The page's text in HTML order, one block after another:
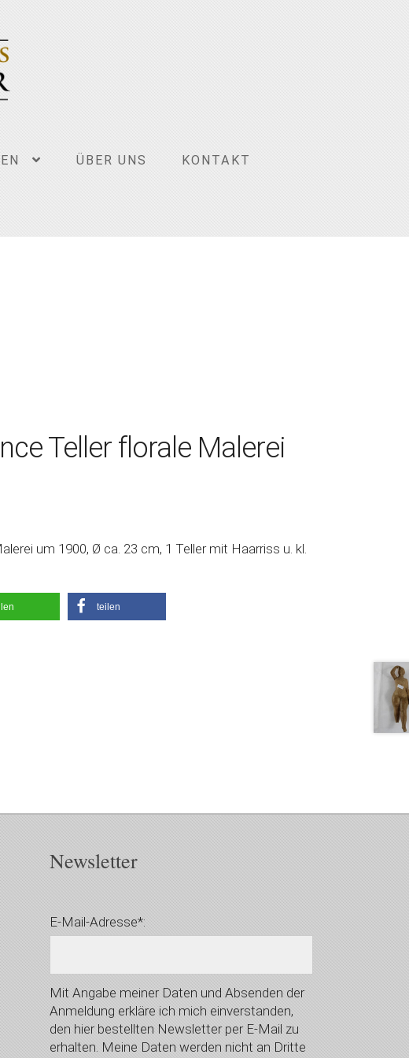
ÜBER UNS KONTAKT
Teller florale Malerei
um 1900, Ø ca. 23 cm, 1 Teller mit Haarriss u. kl.
teilen
Newsletter
E-Mail-Adresse*:
Mit Angabe meiner Daten und Absenden der
Anmeldung erkläre ich mich einverstanden,
den hier bestellten Newsletter per E-Mail zu
erhalten. Meine Daten werden nicht an Dritte